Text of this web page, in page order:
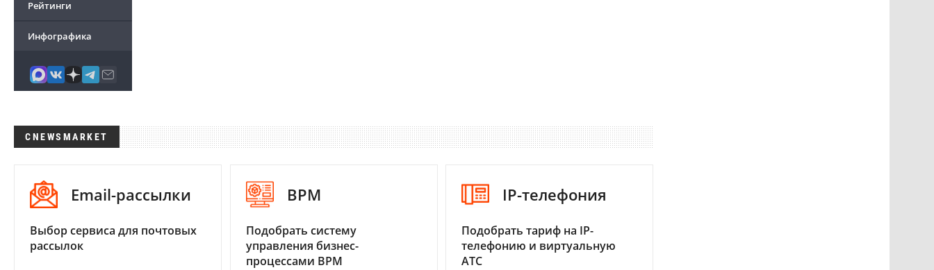
Рейтинги
Инфографика
CNEWSMARKET
Email-рассылки
Выбор сервиса для почтовых
рассылок
BPM
Подобрать систему
управления бизнес-
процессами BPM
IP-телефония
Подобрать тариф на IP-
телефонию и виртуальную
АТС